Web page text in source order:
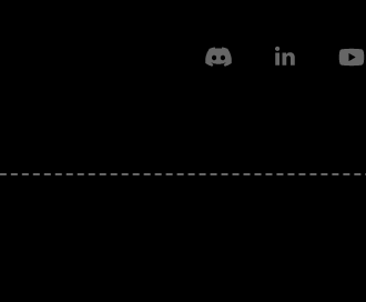
Youtube
Linkedin
Discord